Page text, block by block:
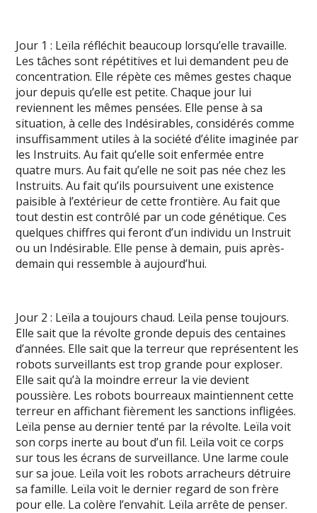
Jour 1 : Leïla réfléchit beaucoup lorsqu’elle travaille.
Les tâches sont répétitives et lui demandent peu de
concentration. Elle répète ces mêmes gestes chaque
jour depuis qu’elle est petite. Chaque jour lui
reviennent les mêmes pensées. Elle pense à sa
situation, à celle des Indésirables, considérés comme
insuffisamment utiles à la société d’élite imaginée par
les Instruits. Au fait qu’elle soit enfermée entre
quatre murs. Au fait qu’elle ne soit pas née chez les
Instruits. Au fait qu’ils poursuivent une existence
paisible à l’extérieur de cette frontière. Au fait que
tout destin est contrôlé par un code génétique. Ces
quelques chiffres qui feront d’un individu un Instruit
ou un Indésirable. Elle pense à demain, puis après-
demain qui ressemble à aujourd’hui.
Jour 2 : Leïla a toujours chaud. Leïla pense toujours.
Elle sait que la révolte gronde depuis des centaines
d’années. Elle sait que la terreur que représentent les
robots surveillants est trop grande pour exploser.
Elle sait qu’à la moindre erreur la vie devient
poussière. Les robots bourreaux maintiennent cette
terreur en affichant fièrement les sanctions infligées.
Leïla pense au dernier tenté par la révolte. Leïla voit
son corps inerte au bout d’un fil. Leïla voit ce corps
sur tous les écrans de surveillance. Une larme coule
sur sa joue. Leïla voit les robots arracheurs détruire
sa famille. Leïla voit le dernier regard de son frère
pour elle. La colère l’envahit. Leïla arrête de penser.